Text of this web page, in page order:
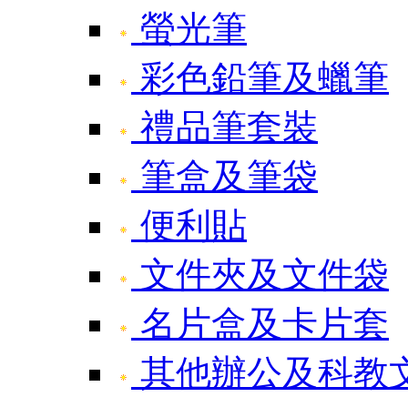
螢光筆
彩色鉛筆及蠟筆
禮品筆套裝
筆盒及筆袋
便利貼
文件夾及文件袋
名片盒及卡片套
其他辦公及科教